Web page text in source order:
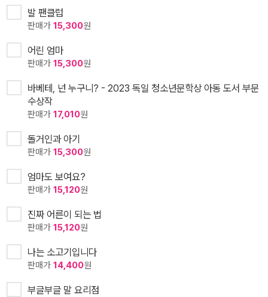
발 팬클럽
판매가 15,300원
어린 엄마
판매가 15,300원
바베테, 넌 누구니? - 2023 독일 청소년문학상 아동 도서 부문
수상작
판매가 17,010원
돌거인과 아기
판매가 15,300원
엄마도 보여요?
판매가 15,120원
진짜 어른이 되는 법
판매가 15,120원
나는 소고기입니다
판매가 14,400원
부글부글 말 요리점